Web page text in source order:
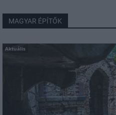
MAGYAR ÉPÍTŐK
Aktuális